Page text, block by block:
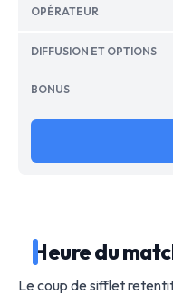
Heure du
Le coup de sifflet